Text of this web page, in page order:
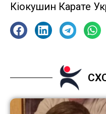
Кіокушин Карате